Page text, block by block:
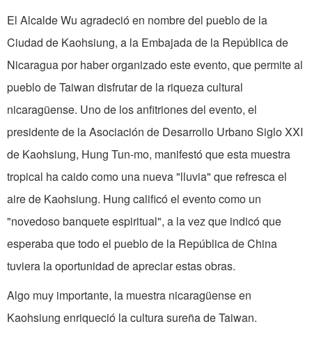
El Alcalde Wu agradeció en nombre del pueblo de la
Ciudad de Kaohsiung, a la Embajada de la República de
Nicaragua por haber organizado este evento, que permite al
pueblo de Taiwan disfrutar de la riqueza cultural
nicaragüense. Uno de los anfitriones del evento, el
presidente de la Asociación de Desarrollo Urbano Siglo XXI
de Kaohsiung, Hung Tun-mo, manifestó que esta muestra
tropical ha caido como una nueva "lluvia" que refresca el
aire de Kaohsiung. Hung calificó el evento como un
"novedoso banquete espiritual", a la vez que indicó que
esperaba que todo el pueblo de la República de China
tuviera la oportunidad de apreciar estas obras.
Algo muy importante, la muestra nicara­güense en
Kaohsiung enriqueció la cultura sureña de Taiwan.